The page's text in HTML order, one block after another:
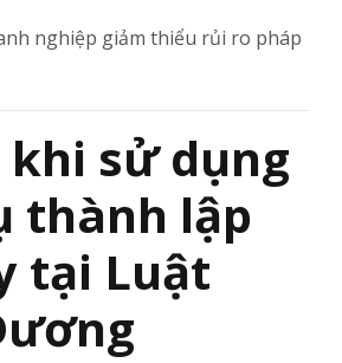
nghiệp giảm thiểu rủi ro pháp
khi sử dụng
thành lập
tại Luật